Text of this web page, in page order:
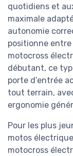
quotidiens et
maximale
autonomie
positionne
motocross
débutant, ce
porte d’entrée
tout terrain,
ergonomie
Pour les plus
motos
motocross